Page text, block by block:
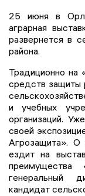
25 июня в
аграрная
развернется в
района.
Традиционно
средств защиты
и учебных
организаций.
своей
Агрозащита».
ездит на
преимущества
генеральный
кандидат